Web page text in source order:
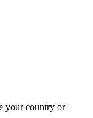
your country or